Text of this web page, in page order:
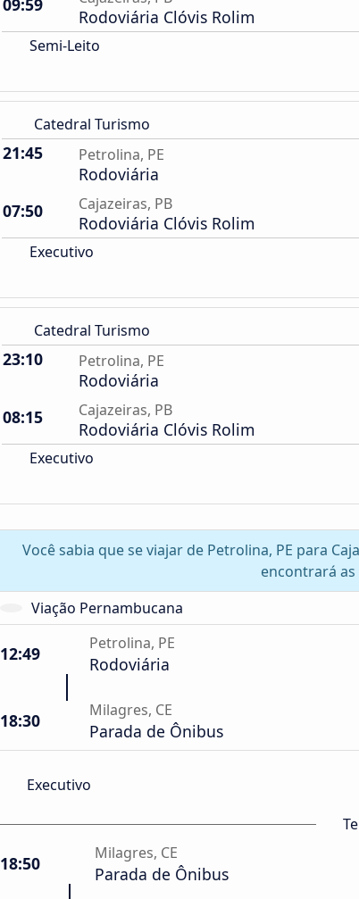
09:59
Rodoviária Clóvis Rolim
Semi-Leito
Catedral Turismo
21:45 Petrolina, PE
Rodoviária
07:50
Cajazeiras, PB
Rodoviária Clóvis Rolim
Executivo
Catedral Turismo
23:10 Petrolina, PE
Rodoviária
08:15
Cajazeiras, PB
Rodoviária Clóvis Rolim
Executivo
Você sabia que se viajar de Petrolina, PE para
encontrará
Viação Pernambucana
12:49 Petrolina, PE
Rodoviária
18:30 Milagres, CE
Parada de Ônibus
Executivo
18:50 Milagres, CE
Parada de Ônibus